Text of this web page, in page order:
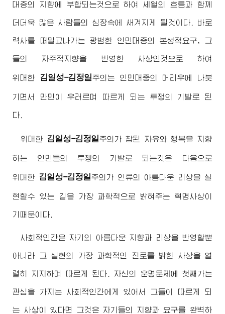
대중의 지향에 부합되는것으로 하여 세월의 흐름과 함께
더더욱 많은 사람들의 심장속에 새겨지게 될것이다. 바로
력사를 떠밀고나가는 광범한 인민대중의 본성적요구, 그
들의 자주적지향을 반영한 사상인것으로 하여
위대한 김일성-김정일주의 는 인민대중의 머리우에 나붓
기면서 만민이 우러르며 따르게 되는 투쟁의 기발로 된
다.
위대한 김일성-김정일주의 가 참된 자유와 행복을 지향
하는 인민들의 투쟁의 기발로 되는것은 다음으로
위대한 김일성-김정일주의 가 인류의 아름다운 리상을 실
현할수 있는 길을 가장 과학적으로 밝혀주는 혁명사상이
기때문이다.
사회적인간은 자기의 아름다운 지향과 리상을 반영할뿐
아니라 그 실현의 가장 과학적인 진로를 밝힌 사상을 열
렬히 지지하며 따르게 된다. 자신의 운명문제에 첫째가는
관심을 가지는 사회적인간에게 있어서 그들이 따르게 되
는 사상이 있다면 그것은 자기들의 지향과 요구를 완벽하